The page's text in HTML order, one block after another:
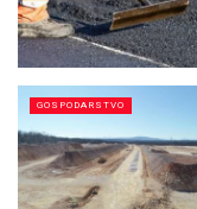
GOSPODARSTVO